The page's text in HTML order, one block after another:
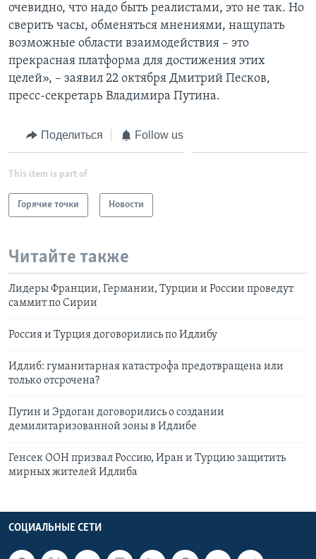
очевидно, что надо быть реалистами, это не так. Но
сверить часы, обменяться мнениями, нащупать
возможные области взаимодействия – это
прекрасная платформа для достижения этих
целей», – заявил 22 октября Дмитрий Песков,
пресс-секретарь Владимира Путина.
Поделиться Follow us
This item is part of
Горячие точки Новости
Читайте также
Лидеры Франции, Германии, Турции и России проведут
саммит по Сирии
Россия и Турция договорились по Идлибу
Идлиб: гуманитарная катастрофа предотвращена или
только отсрочена?
Путин и Эрдоган договорились о создании
демилитаризованной зоны в Идлибе
Генсек ООН призвал Россию, Иран и Турцию защитить
мирных жителей Идлиба
СОЦИАЛЬНЫЕ СЕТИ